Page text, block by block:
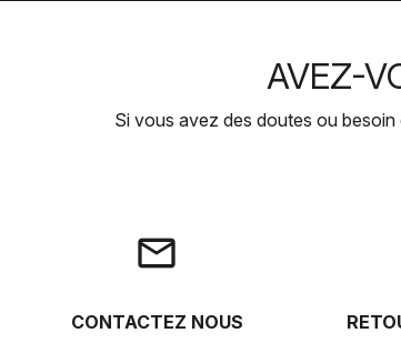
AVEZ-
Si vous avez des doutes ou besoin
email
CONTACTEZ NOUS